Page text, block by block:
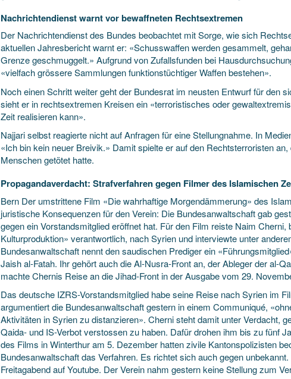
Nachrichtendienst warnt vor bewaffneten Rechtsextremen
Der Nachrichtendienst des Bundes beobachtet mit Sorge, wie sich
aktuellen Jahresbericht warnt er: «Schusswaffen werden gesammelt,
Grenze geschmuggelt.» Aufgrund von Zufallsfunden bei
«vielfach grössere Sammlungen funktionstüchtiger Waffen bestehen».
Noch einen Schritt weiter geht der Bundesrat im neusten Entwurf für den
sieht er in rechtsextremen Kreisen ein «terroristisches oder
Zeit realisieren kann».
Najjari selbst reagierte nicht auf Anfragen für eine Stellungnahme. In
«Ich bin kein neuer Breivik.» Damit spielte er auf den Rechtsterroristen
Menschen getötet hatte.
Propagandaverdacht: Strafverfahren gegen Filmer des Islamischen
Bern Der umstrittene Film «Die wahrhaftige Morgendämmerung» des
juristische Konsequenzen für den Verein: Die Bundesanwaltschaft gab
gegen ein Vorstandsmitglied eröffnet hat. Für den Film reiste Naim
Kulturproduktion» verantwortlich, nach Syrien und interviewte unter
Bundesanwaltschaft nennt den ­saudischen Prediger ein
Jaish al-Fatah. Ihr gehört auch die Al-Nusra-Front an, der Ableger der al-
machte Chernis Reise an die Jihad-Front in der Ausgabe vom 29.
Das deutsche IZRS-Vorstandsmitglied habe seine Reise nach Syrien im
argumentiert die Bundesanwaltschaft gestern in einem Communiqué,
Aktivitäten in Syrien zu distanzieren». Cherni steht damit unter Verdacht,
Qaida- und IS-Verbot verstossen zu haben. Dafür drohen ihm bis zu fünf
des Films in Winterthur am 5. Dezember hatten zivile Kantonspolizisten
Bundesanwaltschaft das Verfahren. Es richtet sich auch gegen
Freitagabend auf Youtube. Der Verein nahm gestern keine Stellung zum